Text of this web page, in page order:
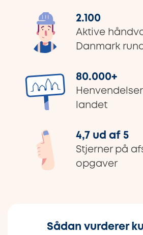
2.100
Aktive
Danmark
80.000+
landet
4,7 ud af 5
Stjerner på
opgaver
Sådan vurderer